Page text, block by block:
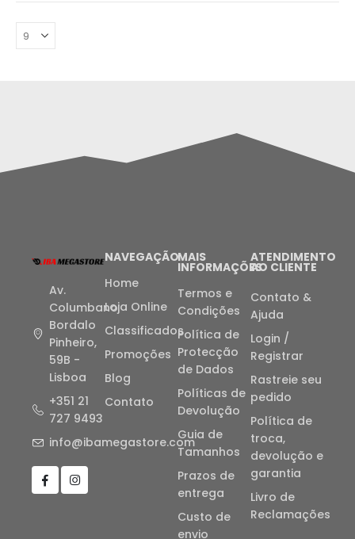
Av.
Columbano
Bordalo
Pinheiro,
59B -
Lisboa
+351 21
727 9493
info@ibamegastore.com
NAVEGAÇÃO
Home
Loja Online
Classificados
Promoções
Blog
Contato
MAIS
INFORMAÇÕES
Termos e
Condições
Política de
Protecção
de Dados
Políticas de
Devolução
Guia de
Tamanhos
Prazos de
entrega
Custo de
envio
ATENDIMENTO
AO CLIENTE
Contato &
Ajuda
Login /
Registrar
Rastreie seu
pedido
Política de
troca,
devolução e
garantia
Livro de
Reclamações